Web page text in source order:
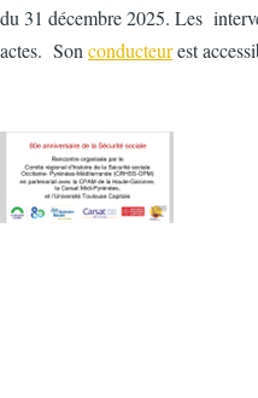
du 31 décembre 2025. Les
actes. Sonconducteurest